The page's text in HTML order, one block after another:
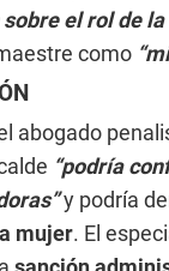
el rol de
como
abogado
“podría
y podría
mujer. El